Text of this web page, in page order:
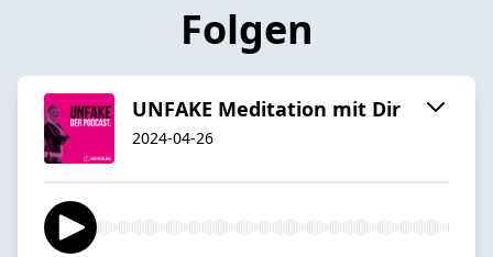
Folgen
UNFAKE Meditation mit Dir
2024-04-26